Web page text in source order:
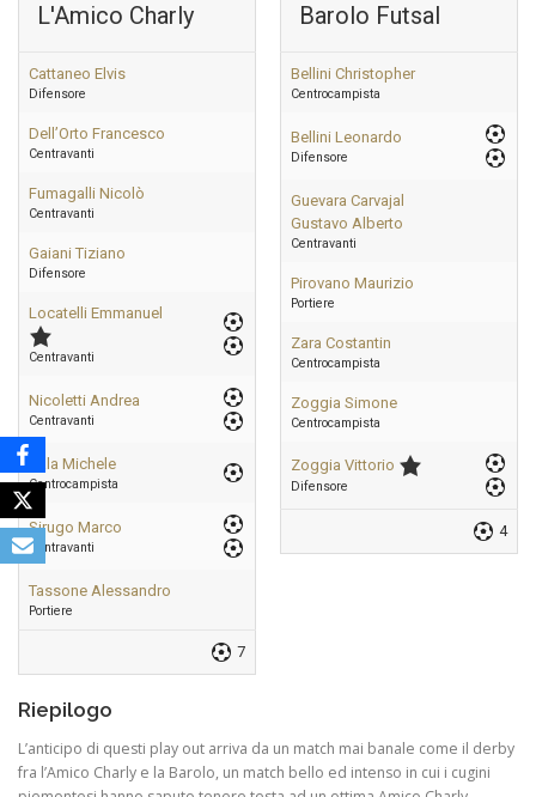
L'Amico Charly
Cattaneo Elvis
Difensore
Dell’Orto Francesco
Centravanti
Fumagalli Nicolò
Centravanti
Gaiani Tiziano
Difensore
Locatelli Emmanuel
Centravanti
Nicoletti Andrea
Centravanti
Sala Michele
Centrocampista
Sirugo Marco
Centravanti
Tassone Alessandro
Portiere
7
Barolo Futsal
Bellini Christopher
Centrocampista
Bellini Leonardo
Difensore
Guevara Carvajal
Gustavo Alberto
Centravanti
Pirovano Maurizio
Portiere
Zara Costantin
Centrocampista
Zoggia Simone
Centrocampista
Zoggia Vittorio
Difensore
4
Riepilogo
L’anticipo di questi play out arriva da un match mai banale come il derby
fra l’Amico Charly e la Barolo, un match bello ed intenso in cui i cugini